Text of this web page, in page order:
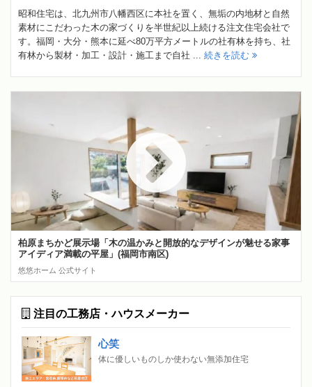
昭和住宅は、北九州市八幡西区に本社を置く、無垢の内地材と自然
素材にこだわった木の家づくりを半世紀以上続ける注文住宅会社で
す。福岡・大分・熊本に延べ80万平方メートルの社有林を持ち、社
有林から製材・加工・設計・施工まで自社 ... 続きを読む
柏原まちかど展示場「木の温かみと開放的なデザインが魅せる家事
アイディア満載の平屋」(福岡市南区)
悠悠ホーム 公式サイト
注目の工務店・ハウスメーカー
心笑
体に優しいものしか使わない無添加住宅